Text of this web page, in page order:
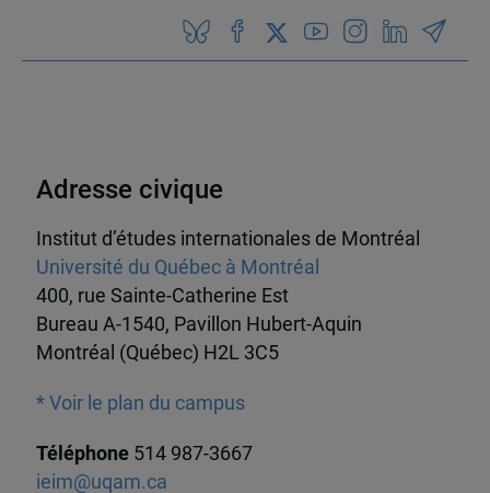
Adresse civique
Institut d’études internationales de Montréal
Université du Québec à Montréal
400, rue Sainte-Catherine Est
Bureau A-1540, Pavillon Hubert-Aquin
Montréal (Québec) H2L 3C5
* Voir le plan du campus
Téléphone 514 987-3667
ieim@uqam.ca